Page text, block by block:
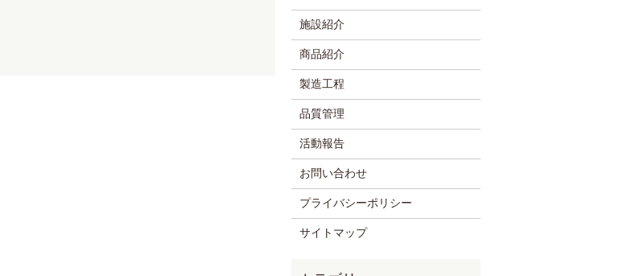
施設紹介
商品紹介
製造工程
品質管理
活動報告
お問い合わせ
プライバシーポリシー
サイトマップ